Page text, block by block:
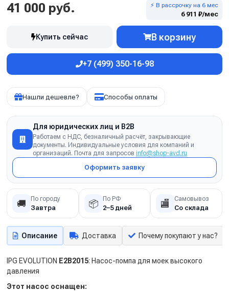
41 000 руб. ⚡ В рассрочку на 6 мес
6 911 ₽/мес
Купить сейчас В корзину
+7 (499) 350-16-98
Нашли дешевле? Способы оплаты
Для юридических лиц и B2B
Работаем с НДС, безналичный расчёт, закрывающие
документы. Индивидуальные условия для компаний и
организаций. Почта для запросов info@shop-avd.ru
Оформить заявку
🚚 По городу
Завтра 📦 По РФ
2–5 дней 🏬 Самовывоз
Со склада
Описание Доставка Почему покупают у нас?
IPG EVOLUTION E2B2015: Насос-помпа для моек высокого
давления
Этот насос оснащен: